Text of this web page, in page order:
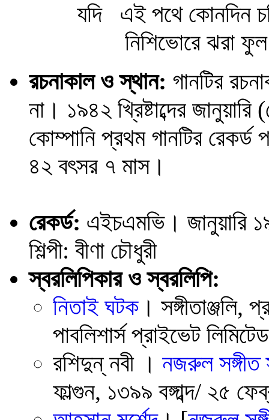
যদি এই পথে কোনদিন
নিশিভোরে ঝরা ফুল
রচনাকাল ও স্থান: গানটির
না। ১৯৪২ খ্রিষ্টাব্দের
কোম্পানি প্রথম গানটির
৪২ বৎসর ৭ মাস।
রেকর্ড: এইচএমভি।
শিল্পী: বীণা চৌধুরী
স্বরলিপিকার ও স্বরলিপি:
নিতাই ঘটক । সঙ্গীতাঞ্জলি,
পাবলিশার্স প্রাইভেট
রশিদুন্ নবী । নজরুল
ফাল্গুন, ১৩৯৯ বঙ্গাব্দ/ ২৫